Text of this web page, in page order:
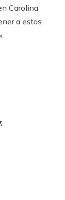
Carolina
a estos